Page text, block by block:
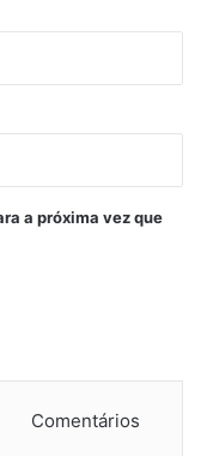
a próxima vez que
Comentários